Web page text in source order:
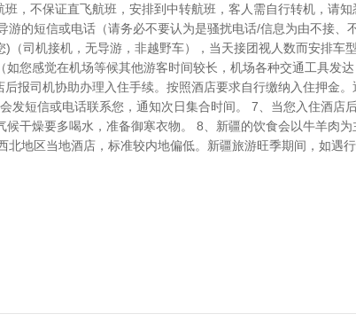
，不保证直飞航班，安排到中转航班，客人需自行转机，请知
的短信或电话（请务必不要认为是骚扰电话/信息为由不接、
（司机接机，无导游，非越野车），当天接团视人数而安排车
如您感觉在机场等候其他游客时间较长，机场各种交通工具发
报司机协助办理入住手续。按照酒店要求自行缴纳入住押金。
发短信或电话联系您，通知次日集合时间。 7、当您入住酒店
干燥要多喝水，准备御寒衣物。 8、新疆的饮食会以牛羊肉为
北地区当地酒店，标准较内地偏低。新疆旅游旺季期间，如遇